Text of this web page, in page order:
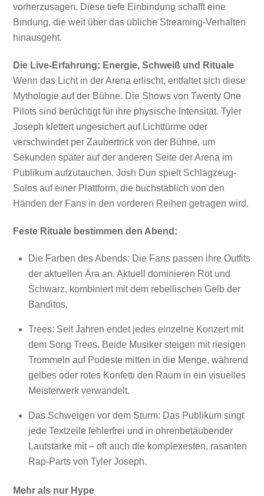
vorherzusagen. Diese tiefe Einbindung schafft eine
Bindung, die weit über das übliche Streaming-Verhalten
hinausgeht.
Die Live-Erfahrung: Energie, Schweiß und Rituale
Wenn das Licht in der Arena erlischt, entfaltet sich diese
Mythologie auf der Bühne. Die Shows von Twenty One
Pilots sind berüchtigt für ihre physische Intensität. Tyler
Joseph klettert ungesichert auf Lichttürme oder
verschwindet per Zaubertrick von der Bühne, um
Sekunden später auf der anderen Seite der Arena im
Publikum aufzutauchen. Josh Dun spielt Schlagzeug-
Solos auf einer Plattform, die buchstäblich von den
Händen der Fans in den vorderen Reihen getragen wird.
Feste Rituale bestimmen den Abend:
Die Farben des Abends: Die Fans passen ihre Outfits
der aktuellen Ära an. Aktuell dominieren Rot und
Schwarz, kombiniert mit dem rebellischen Gelb der
Banditos.
Trees: Seit Jahren endet jedes einzelne Konzert mit
dem Song Trees. Beide Musiker steigen mit riesigen
Trommeln auf Podeste mitten in die Menge, während
gelbes oder rotes Konfetti den Raum in ein visuelles
Meisterwerk verwandelt.
Das Schweigen vor dem Sturm: Das Publikum singt
jede Textzeile fehlerfrei und in ohrenbetäubender
Lautstärke mit – oft auch die komplexesten, rasanten
Rap-Parts von Tyler Joseph.
Mehr als nur Hype